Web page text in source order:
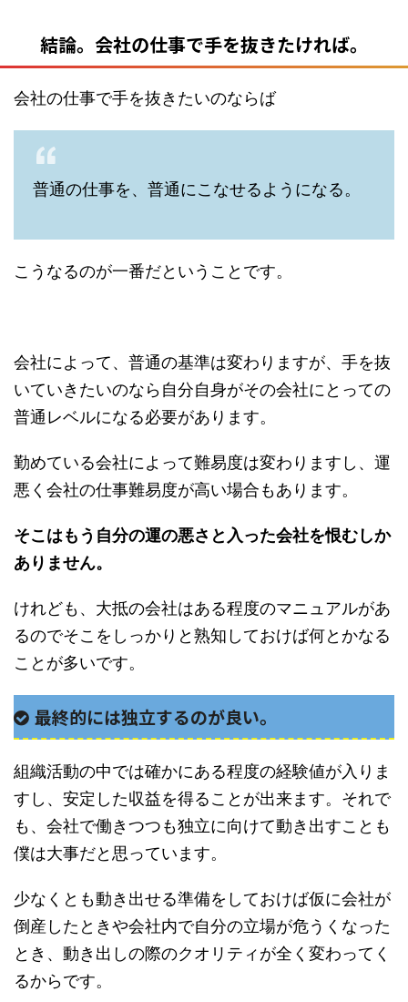
結論。会社の仕事で手を抜きたければ。
会社の仕事で手を抜きたいのならば
普通の仕事を、普通にこなせるようになる。
こうなるのが一番だということです。
会社によって、普通の基準は変わりますが、手を抜
いていきたいのなら自分自身がその会社にとっての
普通レベルになる必要があります。
勤めている会社によって難易度は変わりますし、運
悪く会社の仕事難易度が高い場合もあります。
そこはもう自分の運の悪さと入った会社を恨むしか
ありません。
けれども、大抵の会社はある程度のマニュアルがあ
るのでそこをしっかりと熟知しておけば何とかなる
ことが多いです。
最終的には独立するのが良い。
組織活動の中では確かにある程度の経験値が入りま
すし、安定した収益を得ることが出来ます。それで
も、会社で働きつつも独立に向けて動き出すことも
僕は大事だと思っています。
少なくとも動き出せる準備をしておけば仮に会社が
倒産したときや会社内で自分の立場が危うくなった
とき、動き出しの際のクオリティが全く変わってく
るからです。